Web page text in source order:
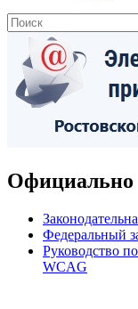
Официально
Федеральный
Руководство
WCAG